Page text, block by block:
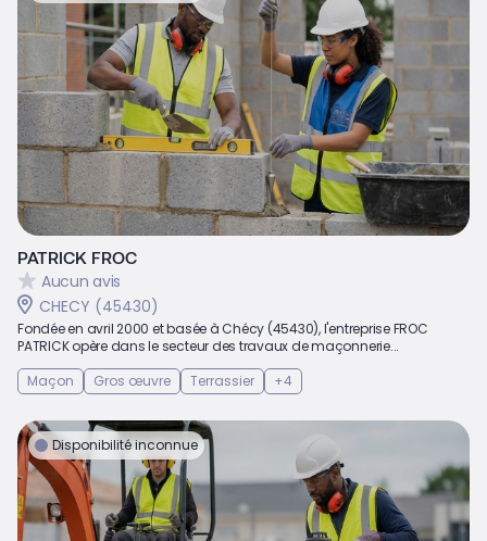
PATRICK FROC
Aucun avis
CHECY (45430)
Fondée en avril 2000 et basée à Chécy (45430), l'entreprise FROC
PATRICK opère dans le secteur des travaux de maçonnerie...
Maçon
Gros œuvre Terrassier +4
Disponibilité inconnue